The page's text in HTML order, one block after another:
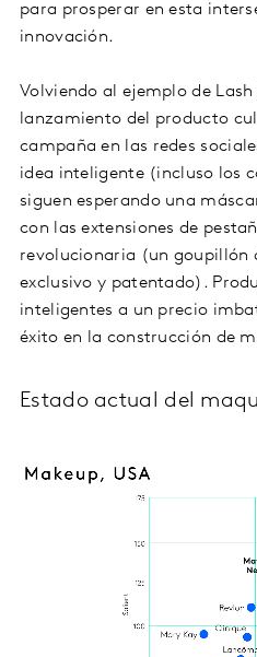
para prosperar en esta
innovación.
Volviendo al ejemplo de Lash
lanzamiento del producto
campaña en las redes
idea inteligente (incluso los
siguen esperando una
con las extensiones de
revolucionaria (un goupillón
exclusivo y patentado).
inteligentes a un precio
éxito en la construcción de
Estado actual del